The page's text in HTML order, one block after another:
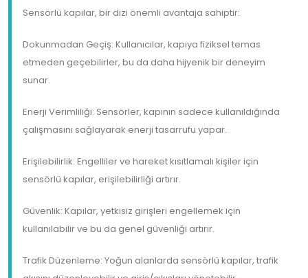
Sensörlü kapılar, bir dizi önemli avantaja sahiptir:
Dokunmadan Geçiş: Kullanıcılar, kapıya fiziksel temas
etmeden geçebilirler, bu da daha hijyenik bir deneyim
sunar.
Enerji Verimliliği: Sensörler, kapının sadece kullanıldığında
çalışmasını sağlayarak enerji tasarrufu yapar.
Erişilebilirlik: Engelliler ve hareket kısıtlamalı kişiler için
sensörlü kapılar, erişilebilirliği artırır.
Güvenlik: Kapılar, yetkisiz girişleri engellemek için
kullanılabilir ve bu da genel güvenliği artırır.
Trafik Düzenleme: Yoğun alanlarda sensörlü kapılar, trafik